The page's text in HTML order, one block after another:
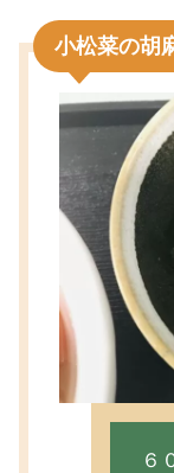
小松菜の胡
６